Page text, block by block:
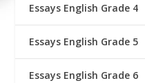
Essays English Grade 4
Essays English Grade 5
Essays English Grade 6